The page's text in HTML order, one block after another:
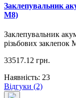
Заклепувальник
M8)
Заклепувальник
різьбових заклепок
33517.12 грн.
Наявність: 23
Відгуки (2)